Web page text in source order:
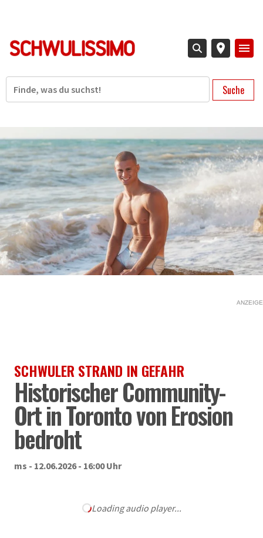
Suche
ANZEIGE
SCHWULER STRAND IN GEFAHR
Historischer Community-
Ort in Toronto von Erosion
bedroht
ms - 12.06.2026 - 16:00 Uhr
Loading audio player...